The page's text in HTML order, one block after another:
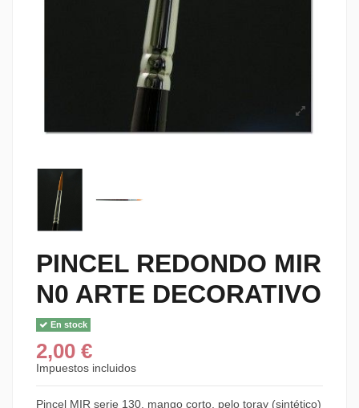
PINCEL REDONDO MIR
N0 ARTE DECORATIVO
En stock
2,00 €
Impuestos incluidos
Pincel MIR serie 130, mango corto, pelo toray (sintético)